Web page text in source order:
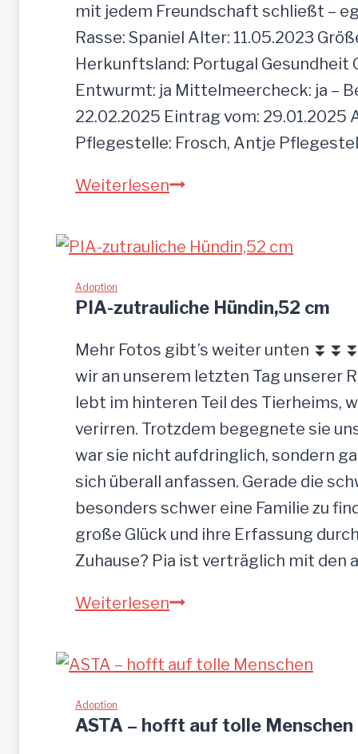
mit jedem Freundschaft schließt –
Rasse: Spaniel Alter: 11.05.2023
Herkunftsland: Portugal Gesundheit
Entwurmt: ja Mittelmeercheck: ja –
22.02.2025 Eintrag vom: 29.01.2025
Pflegestelle: Frosch, Antje
WeiterlesenMOGLI
Adoption
PIA-zutrauliche Hündin,52 cm
Mehr Fotos gibt’s weiter unten
wir an unserem letzten Tag unserer
lebt im hinteren Teil des Tierheims,
verirren. Trotzdem begegnete sie
war sie nicht aufdringlich, sondern
sich überall anfassen. Gerade die
besonders schwer eine Familie zu
große Glück und ihre Erfassung
Zuhause? Pia ist verträglich mit den
WeiterlesenPIA-
Hündin,52
Adoption
ASTA – hofft auf tolle Menschen